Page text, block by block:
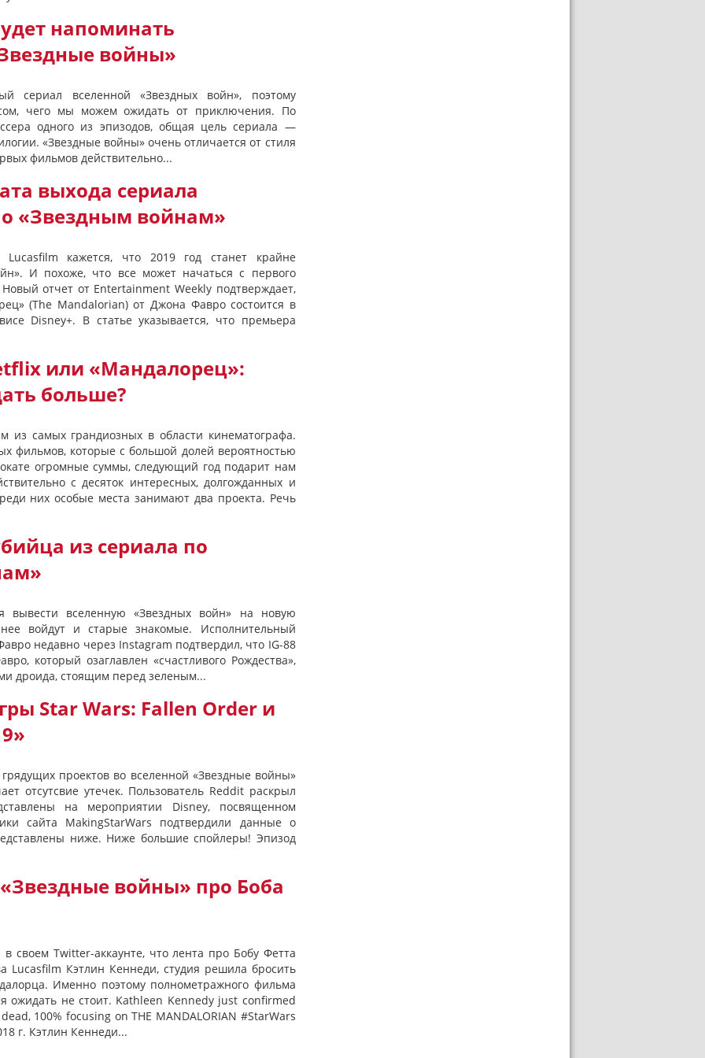
напоминать
войны»
сериал вселенной «Звездных войн», поэтому
чего мы можем ожидать от приключения. По
одного из эпизодов, общая цель сериала —
«Звездные войны» очень отличается от стиля
фильмов действительно...
выхода сериала
«Звездным войнам»
Lucasfilm кажется, что 2019 год станет крайне
И похоже, что все может начаться с первого
отчет от Entertainment Weekly подтверждает,
(The Mandalorian) от Джона Фавро состоится в
Disney+. В статье указывается, что премьера
или «Мандалорец»:
больше?
из самых грандиозных в области кинематографа.
фильмов, которые с большой долей вероятностью
огромные суммы, следующий год подарит нам
с десяток интересных, долгожданных и
них особые места занимают два проекта. Речь
из сериала по
вывести вселенную «Звездных войн» на новую
войдут и старые знакомые. Исполнительный
недавно через Instagram подтвердил, что IG-88
который озаглавлен «счастливого Рождества»,
дроида, стоящим перед зеленым...
Star Wars: Fallen Order и
проектов во вселенной «Звездные войны»
отсутсвие утечек. Пользователь Reddit раскрыл
на мероприятии Disney, посвященном
сайта MakingStarWars подтвердили данные о
ниже. Ниже большие спойлеры! Эпизод
войны» про Боба
своем Twitter-аккаунте, что лента про Бобу Фетта
Lucasfilm Кэтлин Кеннеди, студия решила бросить
Именно поэтому полнометражного фильма
ожидать не стоит. Kathleen Kennedy just confirmed
100% focusing on THE MANDALORIAN #StarWars
г. Кэтлин Кеннеди...